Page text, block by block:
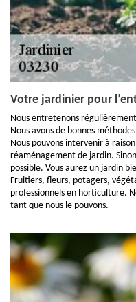
Votre jardinier pour
Nous entretenons
Nous avons de bonnes
Nous pouvons intervenir à
réaménagement de jardin.
possible. Vous aurez un jardin
Fruitiers, fleurs, potagers,
professionnels en horticulture.
tant que nous le pouvons.